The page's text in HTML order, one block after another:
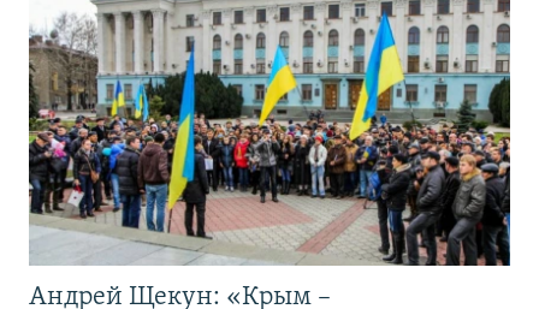
Андрей Щекун: «Крым –